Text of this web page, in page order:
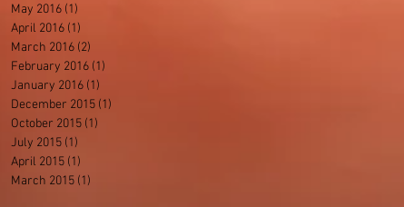
May 2016 (1)
April 2016 (1)
March 2016 (2)
February 2016 (1)
January 2016 (1)
December 2015 (1)
October 2015 (1)
July 2015 (1)
April 2015 (1)
March 2015 (1)